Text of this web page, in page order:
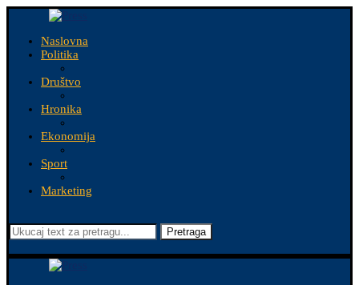
Naslovna
Politika
Društvo
Hronika
Ekonomija
Sport
Marketing
Pretraga